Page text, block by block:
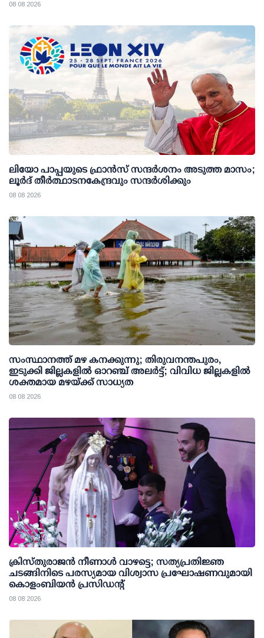
08 08 2026
ലിയോ പാപ്പയുടെ ഫ്രാൻസ് സന്ദർശനം അടുത്ത മാസം;
ലൂർദ് തീർത്ഥാടനകേന്ദ്രവും സന്ദർശിക്കും
08 08 2026
സംസ്ഥാനത്ത് മഴ കനക്കുന്നു; തിരുവനന്തപുരം,
ഇടുക്കി ജില്ലകളിൽ ഓറഞ്ച് അലർട്ട്; വിവിധ ജില്ലകളിൽ
ശക്തമായ മഴയ്ക്ക് സാധ്യത
08 08 2026
ക്രിസ്തുരാജൻ നീണാൾ വാഴട്ടെ; സത്യപ്രതിജ്ഞ
ചടങ്ങിനിടെ പരസ്യമായ വിശ്വാസ പ്രഘോഷണവുമായി
കൊളംബിയൻ പ്രസിഡന്റ്
08 08 2026